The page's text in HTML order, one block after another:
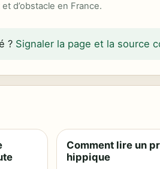
d’obstacle en France.
? Signaler la page et la source
Comment lire un
hippique